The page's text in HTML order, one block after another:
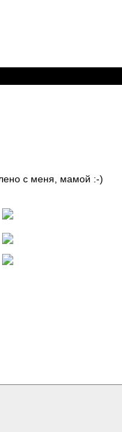
с меня, мамой :-)